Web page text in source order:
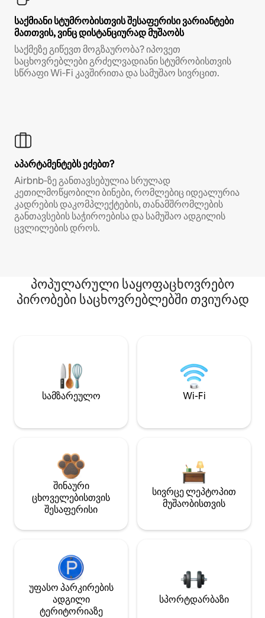
საქმიანი სტუმრობისთვის შესაფერისი ვარიანტები
მათთვის, ვინც დისტანციურად მუშაობს
საქმეზე გიწევთ მოგზაურობა? იპოვეთ
საცხოვრებლები გრძელვადიანი სტუმრობისთვის
სწრაფი Wi‑Fi კავშირითა და სამუშაო სივრცით.
აპარტამენტებს ეძებთ?
Airbnb‑ზე განთავსებულია სრულად
კეთილმოწყობილი ბინები, რომლებიც იდეალურია
კადრების დაკომპლექტების, თანამშრომლების
განთავსების საჭიროებისა და სამუშაო ადგილის
ცვლილების დროს.
პოპულარული საყოფაცხოვრებო
პირობები საცხოვრებლებში თვიურად
სამზარეულო Wi-Fi
შინაური
ცხოველებისთვის
შესაფერისი
სივრცე ლეპტოპით
მუშაობისთვის
უფასო პარკირების
ადგილი
ტერიტორიაზე
სპორტდარბაზი